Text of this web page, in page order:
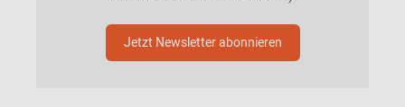
Jetzt Newsletter abonnieren